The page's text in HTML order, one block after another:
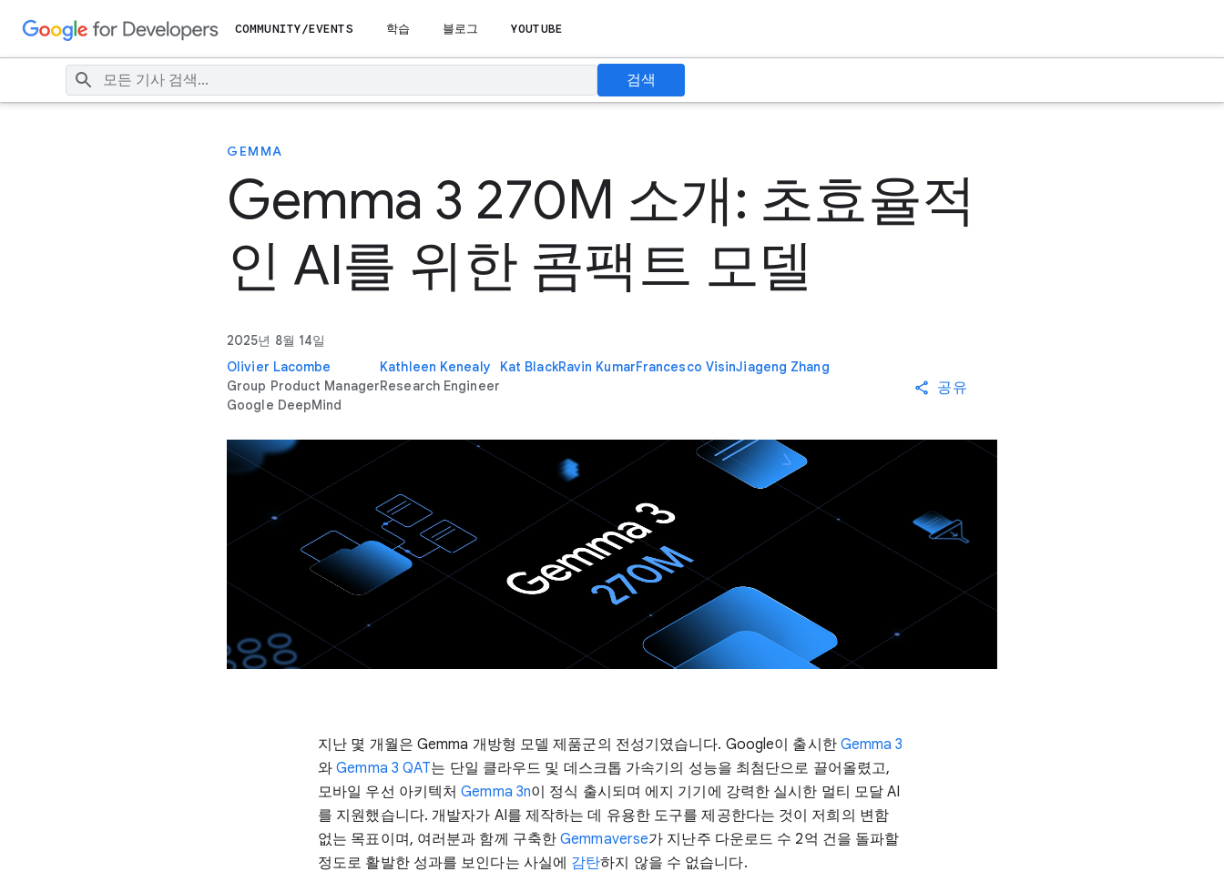
COMMUNITY/EVENTS 학습 블로그 YOUTUBE
검색
GEMMA
Gemma 3 270M 소개: 초효율적
인 AI를 위한 콤팩트 모델
2025년 8월 14일
Olivier Lacombe
Group Product Manager
Google DeepMind
Kathleen Kenealy
Research Engineer
Kat BlackRavin KumarFrancesco VisinJiageng Zhang
공유
지난 몇 개월은 Gemma 개방형 모델 제품군의 전성기였습니다. Google이 출시한 Gemma 3
와Gemma 3 QAT는 단일 클라우드 및 데스크톱 가속기의 성능을 최첨단으로 끌어올렸고,
모바일 우선 아키텍처Gemma 3n이 정식 출시되며 에지 기기에 강력한 실시한 멀티 모달 AI
를 지원했습니다. 개발자가 AI를 제작하는 데 유용한 도구를 제공한다는 것이 저희의 변함
없는 목표이며, 여러분과 함께 구축한Gemmaverse가 지난주 다운로드 수 2억 건을 돌파할
정도로 활발한 성과를 보인다는 사실에 감탄하지 않을 수 없습니다.